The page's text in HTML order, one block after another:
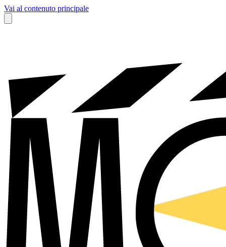
Vai al contenuto principale